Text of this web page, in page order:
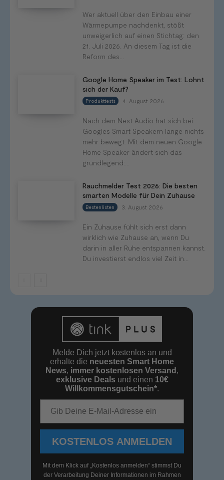
Wer aktuell über den Einbau einer
Wärmepumpe nachdenkt, stößt
unweigerlich auf einen Stichtag: den
21. Juli 2026. An diesem Tag ist die
Reform des...
Google Home Speaker im Test: Lohnt
sich der Kauf?
Produkttests 4. August 2026
Nach dem Nest Audio hat sich bei
Googles Smart Speakern lange nichts
mehr bewegt. Mit dem neuen Google
Home Speaker ändert sich das
grundlegend:...
Rauchmelder Test 2026: Die besten
smarten Modelle für Dein Zuhause
Bestenlisten 3. August 2026
Ein Zuhause fühlt sich erst dann
wirklich wie Zuhause an, wenn Du
darin in aller Ruhe entspannen kannst.
Du investierst endlos viel Zeit in...
Melde Dich jetzt kostenlos an und
erhalte die neuesten Smart Home
News, immer kostenlosen Versand ,
exklusive Deals und einen 10€
Willkommensgutschein*.
KOSTENLOS ANMELDEN
Mit dem Klick auf „Kostenlos anmelden“ stimmst Du
der Verarbeitung Deiner Informationen im Rahmen